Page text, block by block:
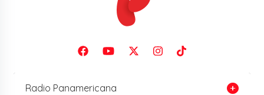
Radio Panamericana